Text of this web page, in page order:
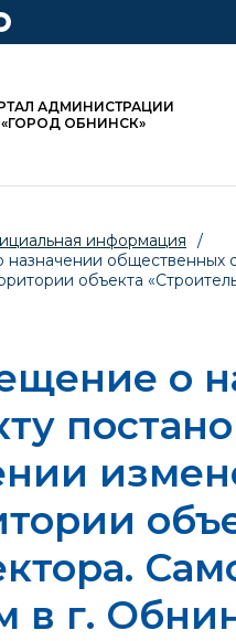
АДМИНИСТРАЦИИ
ОБНИНСК»
информация
/
общественных
объекта
о
в г.